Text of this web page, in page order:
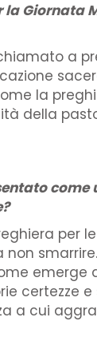
Giornata
a
la
della
per
emerge
certezze e
a cui